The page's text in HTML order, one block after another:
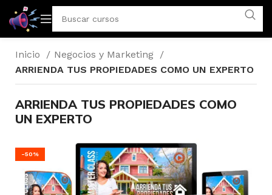
Inicio
Negocios y Marketing
ARRIENDA TUS PROPIEDADES COMO UN EXPERTO
ARRIENDA TUS PROPIEDADES COMO
UN EXPERTO
-50%